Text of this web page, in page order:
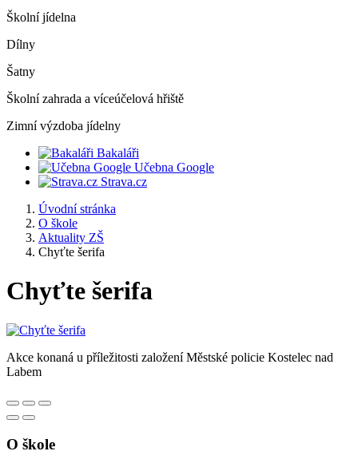
Školní jídelna
Dílny
Šatny
Školní zahrada a víceúčelová hřiště
Zimní výzdoba jídelny
Bakaláři
Učebna Google
Strava.cz
Úvodní stránka
O škole
Aktuality ZŠ
Chyťte šerifa
Chyťte šerifa
Akce konaná u příležitosti založení Městské policie Kostelec nad
Labem
O škole